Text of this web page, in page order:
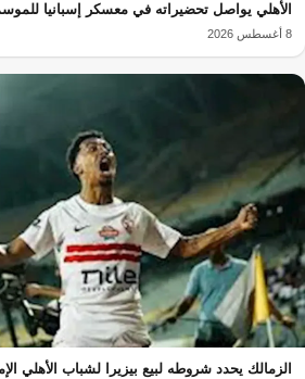
الأهلي يواصل تحضيراته في معسكر إسبانيا
8 أغسطس 2026
الزمالك يحدد شروطه لبيع بيزيرا لشباب الأهلي